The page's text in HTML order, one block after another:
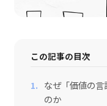
この記事の目次
なぜ「価値の
のか